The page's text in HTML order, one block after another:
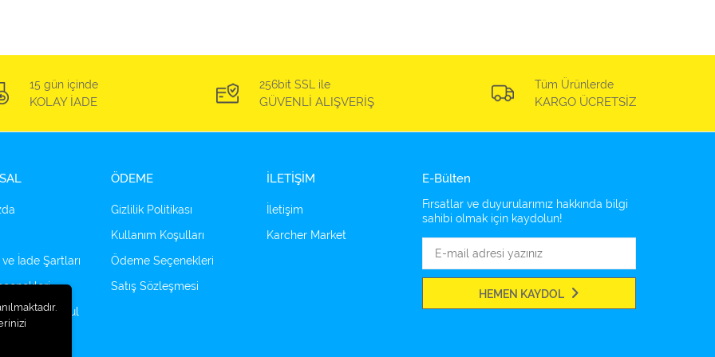
15 gün içinde
KOLAY İADE
256bit SSL ile
GÜVENLİ ALIŞVERİŞ
Tüm Ürünlerde
KARGO ÜCRETSİZ
E-Bülten
Fırsatlar ve duyurularımız hakkında bilgi
sahibi olmak için kaydolun!
HEMEN KAYDOL
İade Şartları
Ampul
ÖDEME
Gizlilik Politikası
Kullanım Koşulları
Ödeme Seçenekleri
Satış Sözleşmesi
İLETİŞİM
İletişim
Karcher Market